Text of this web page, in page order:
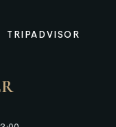
TRIPADVISOR